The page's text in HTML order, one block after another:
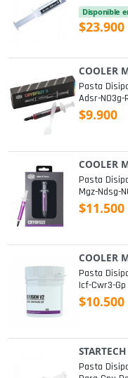
Disponible
$23.900
COOLER
Pasta
Adsr-N03g-
$9.900
COOLER
Pasta
Mgz-Ndsg-
$11.500
COOLER
Pasta
Icf-Cwr3-Gp
$10.500
STARTECH
Pasta